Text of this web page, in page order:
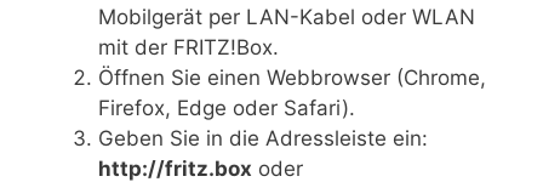
Mobilgerät per LAN-Kabel oder WLAN
mit der FRITZ!Box.
Öffnen Sie einen Webbrowser (Chrome,
Firefox, Edge oder Safari).
Geben Sie in die Adressleiste ein:
http://fritz.box oder